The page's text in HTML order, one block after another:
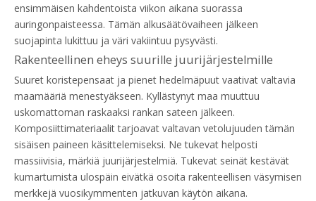
ensimmäisen kahdentoista viikon aikana suorassa
auringonpaisteessa. Tämän alkusäätövaiheen jälkeen
suojapinta lukittuu ja väri vakiintuu pysyvästi.
Rakenteellinen eheys suurille juurijärjestelmille
Suuret koristepensaat ja pienet hedelmäpuut vaativat valtavia
maamääriä menestyäkseen. Kyllästynyt maa muuttuu
uskomattoman raskaaksi rankan sateen jälkeen.
Komposiittimateriaalit tarjoavat valtavan vetolujuuden tämän
sisäisen paineen käsittelemiseksi. Ne tukevat helposti
massiivisia, märkiä juurijärjestelmiä. Tukevat seinät kestävät
kumartumista ulospäin eivätkä osoita rakenteellisen väsymisen
merkkejä vuosikymmenten jatkuvan käytön aikana.